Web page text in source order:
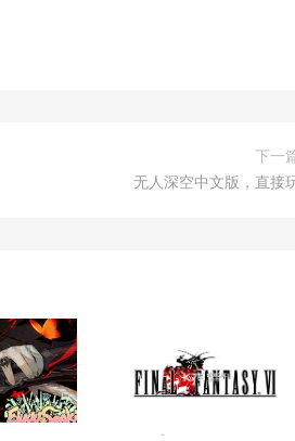
下一
无人深空中文版，直接